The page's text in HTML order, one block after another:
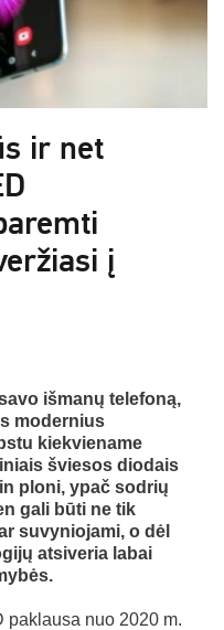
ir net
į
išmanų telefoną,
modernius
kiekviename
šviesos diodais
ploni, ypač sodrių
gali būti ne tik
suvyniojami, o dėl
atsiveria labai
paklausa nuo 2020 m.